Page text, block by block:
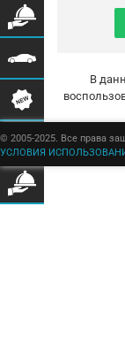
В
© 2005-2025. Все права
УСЛОВИЯ
Бульбастик - SEO